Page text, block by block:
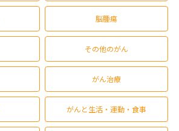
脳腫瘍
その他のがん
がん治療
がんと生活・運動・食事